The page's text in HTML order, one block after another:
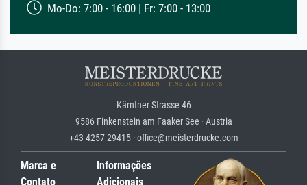
Mo-Do: 7:00 - 16:00 | Fr: 7:00 - 13:00
Kärntner Strasse 46
9586 Finkenstein am Faaker See · Austria
+43 4257 29415 · office@meisterdrucke.com
Marca e
Contato
Informações
Adicionais